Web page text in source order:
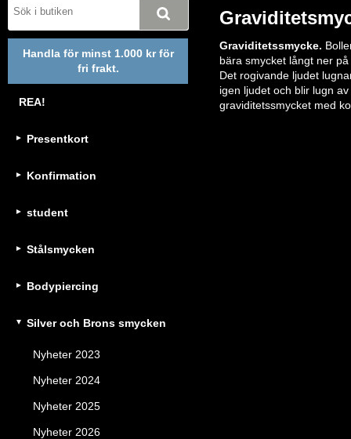
Handla för minst 1.000 kr för
fri frakt.
REA!
Presentkort
Konfirmation
student
Stålsmycken
Bodypiercing
Silver och Brons smycken
Nyheter 2023
Nyheter 2024
Nyheter 2025
Nyheter 2026
Graviditetssmycke.
bära smycket långt ner
Det rogivande ljudet
igen ljudet och blir lugn
graviditetssmycket med